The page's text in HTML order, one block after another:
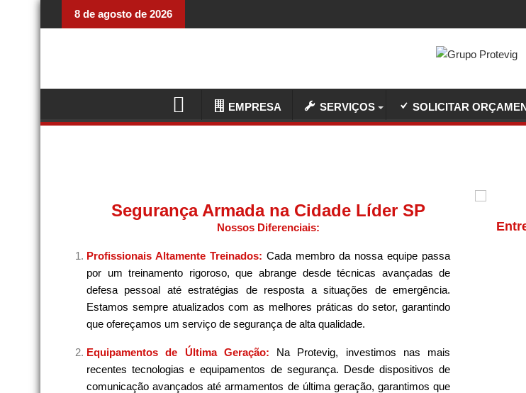
8 de agosto de 2026
EMPRESA SERVIÇOS SOLICITAR
Segurança Armada na Cidade Líder SP
Nossos Diferenciais:
Profissionais Altamente Treinados: Cada membro da nossa equipe passa
por um treinamento rigoroso, que abrange desde técnicas avançadas de
defesa pessoal até estratégias de resposta a situações de emergência.
Estamos sempre atualizados com as melhores práticas do setor, garantindo
que ofereçamos um serviço de segurança de alta qualidade.
Equipamentos de Última Geração:
Na Protevig, investimos nas mais
recentes tecnologias e equipamentos de segurança. Desde dispositivos de
comunicação avançados até armamentos de última geração, garantimos que